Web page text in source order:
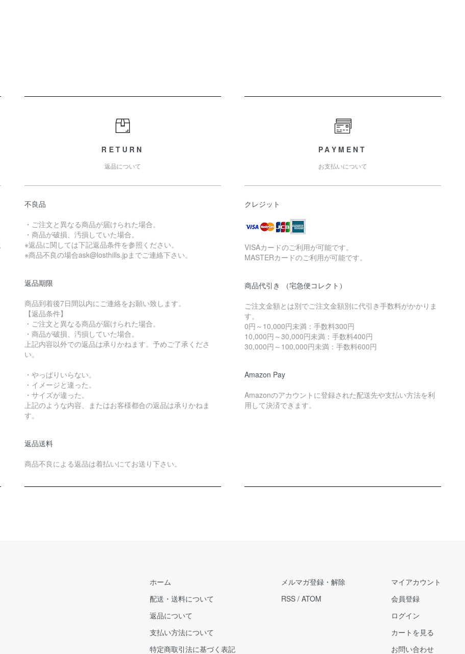
RETURN
返品について
不良品
・ご注文と異なる商品が届けられた場合。
・商品が破損、汚損していた場合。
※返品に関しては下記返品条件を参照ください。
※商品不良の場合ask@losthills.jpまでご連絡下さい。
返品期限
商品到着後7日間以内にご連絡をお願い致します。
【返品条件】
・ご注文と異なる商品が届けられた場合。
・商品が破損、汚損していた場合。
上記内容以外での返品は承りかねます。予めご了承くださ
い。
・やっぱりいらない。
・イメージと違った。
・サイズが違った。
上記のような内容、またはお客様都合の返品は承りかねま
す。
返品送料
商品不良による返品は着払いにてお送り下さい。
PAYMENT
お支払いについて
クレジット
VISAカードのご利用が可能です。
MASTERカードのご利用が可能です。
商品代引き （宅急便コレクト）
ご注文金額とは別でご注文金額別に代引き手数料がかかりま
す。
0円～10,000円未満：手数料300円
10,000円～30,000円未満：手数料400円
30,000円～100,000円未満：手数料600円
Amazon Pay
Amazonのアカウントに登録された配送先や支払い方法を利
用して決済できます。
ホーム
配送・送料について
返品について
支払い方法について
特定商取引法に基づく表記
メルマガ登録・解除
RSS / ATOM
マイアカウント
会員登録
ログイン
カートを見る
お問い合わせ